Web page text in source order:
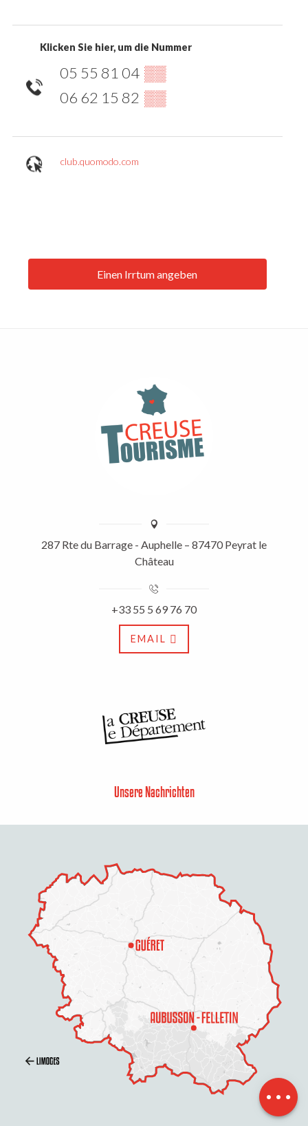
Per E-Mail
kontaktieren
Klicken Sie hier, um die Nummer
05 55 81 04 ▒▒
06 62 15 82 ▒▒
club.quomodo.com
Einen Irrtum angeben
287 Rte du Barrage - Auphelle – 87470 Peyrat le
Château
+33 55 5 69 76 70
EMAIL
Unsere Nachrichten